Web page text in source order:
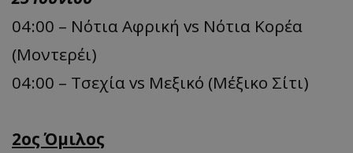
04:00 – Νότια Αφρική vs Νότια Κορέα
(Μοντερέι)
04:00 – Τσεχία vs Μεξικό (Μέξικο Σίτι)
2ος Όμιλος